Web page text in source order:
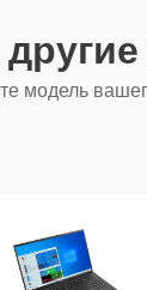
модель